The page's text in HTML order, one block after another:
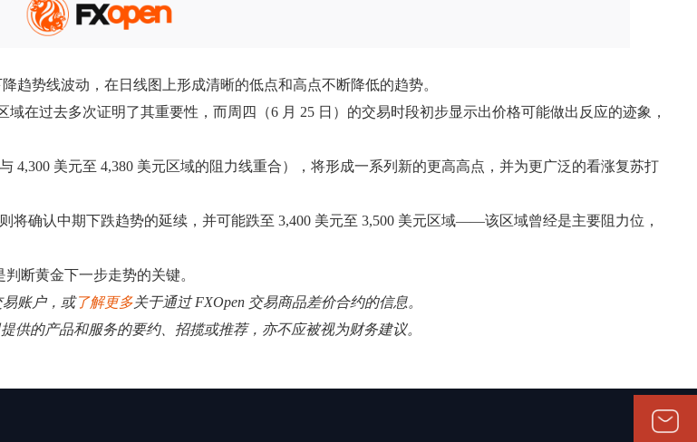
趋势线波动，在日线图上形成清晰的低点和高点不断降低的趋势。
在过去多次证明了其重要性，而周四（6 月 25 日）的交易时段初步显示出价格可能做出反应的迹象，
4,300 美元至 4,380 美元区域的阻力线重合），将形成一系列新的更高高点，并为更广泛的看涨复苏打
将确认中期下跌趋势的延续，并可能跌至 3,400 美元至 3,500 美元区域——该区域曾经是主要阻力位，
断黄金下一步走势的关键。
账户，或了解更多关于通过 FXOpen 交易商品差价合约的信息。
供的产品和服务的要约、招揽或推荐，亦不应被视为财务建议。